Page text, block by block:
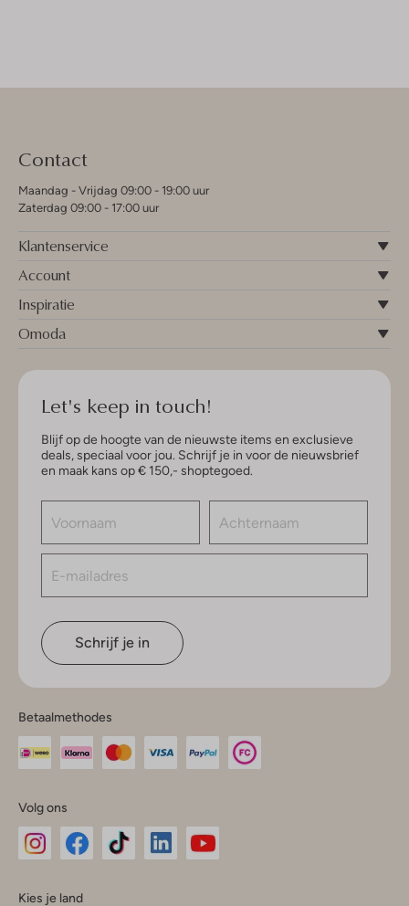
Contact
Maandag - Vrijdag 09:00 - 19:00 uur
Zaterdag 09:00 - 17:00 uur
Klantenservice
Account
Inspiratie
Omoda
Let's keep in touch!
Blijf op de hoogte van de nieuwste items en exclusieve
deals, speciaal voor jou. Schrijf je in voor de nieuwsbrief
en maak kans op € 150,- shoptegoed.
Schrijf je in
Betaalmethodes
Volg ons
Kies je land